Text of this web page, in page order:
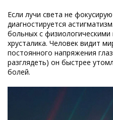
Если лучи света не
диагностируется
больных с
хрусталика. Человек видит
постоянного напряжения
разглядеть) он быстрее
болей.